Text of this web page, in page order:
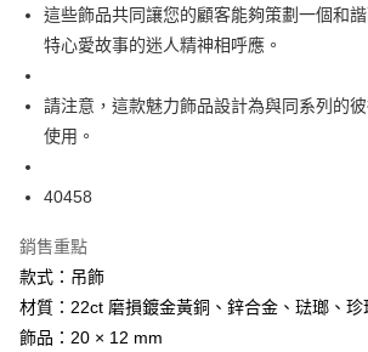
這些飾品共同讓您的顧客能夠策劃一個和
特心愛故事的迷人精神相呼應。
請注意，這款魅力飾品設計為與同系列的
使用。
40458
銷售重點
款式：吊飾
材質：22ct 磨損鍍金黃銅、鋅合金、琺瑯、珍
飾品：20 × 12 mm